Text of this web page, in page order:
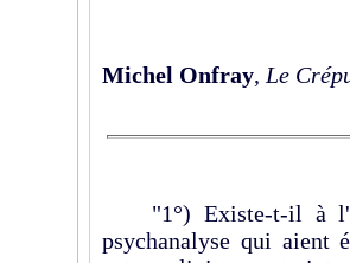
Michel Onfray, Le
"1°) Existe-t-il à
psychanalyse qui aient